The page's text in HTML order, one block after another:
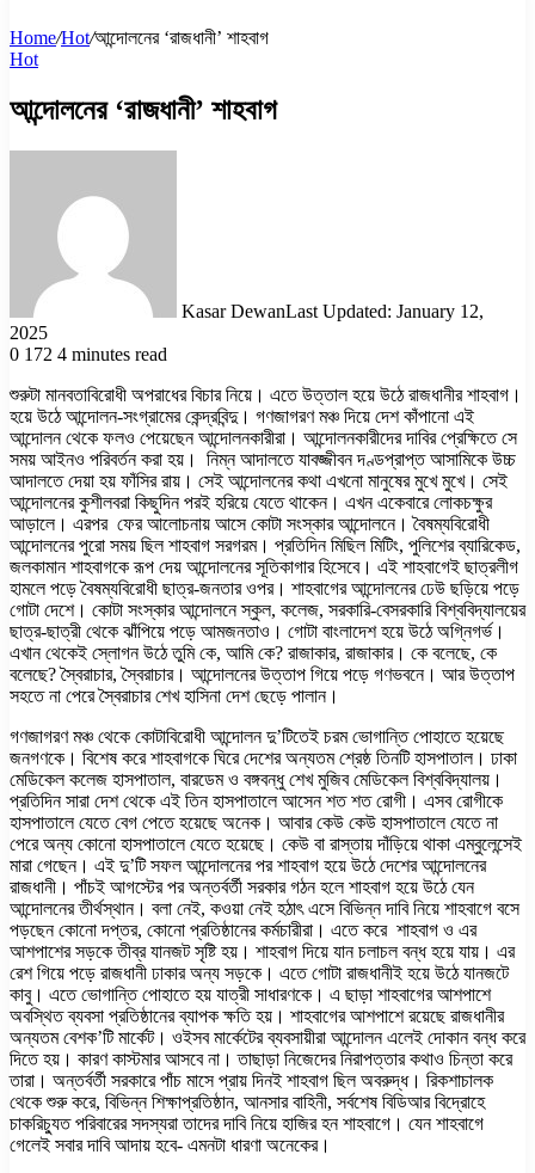
Home/Hot/আন্দোলনের ‘রাজধানী’ শাহবাগ
Hot
আন্দোলনের ‘রাজধানী’ শাহবাগ
Kasar DewanLast Updated: January 12,
2025
0 172 4 minutes read
শুরুটা মানবতাবিরোধী অপরাধের বিচার নিয়ে। এতে উত্তাল হয়ে উঠে রাজধানীর শাহবাগ।
হয়ে উঠে আন্দোলন-সংগ্রামের কেন্দ্রবিন্দু। গণজাগরণ মঞ্চ দিয়ে দেশ কাঁপানো এই
আন্দোলন থেকে ফলও পেয়েছেন আন্দোলনকারীরা। আন্দোলনকারীদের দাবির প্রেক্ষিতে সে
সময় আইনও পরিবর্তন করা হয়। নিম্ন আদালতে যাবজ্জীবন দণ্ডপ্রাপ্ত আসামিকে উচ্চ
আদালতে দেয়া হয় ফাঁসির রায়। সেই আন্দোলনের কথা এখনো মানুষের মুখে মুখে। সেই
আন্দোলনের কুশীলবরা কিছুদিন পরই হরিয়ে যেতে থাকেন। এখন একেবারে লোকচক্ষুর
আড়ালে। এরপর ফের আলোচনায় আসে কোটা সংস্কার আন্দোলনে। বৈষম্যবিরোধী
আন্দোলনের পুরো সময় ছিল শাহবাগ সরগরম। প্রতিদিন মিছিল মিটিং, পুলিশের ব্যারিকেড,
জলকামান শাহবাগকে রূপ দেয় আন্দোলনের সূতিকাগার হিসেবে। এই শাহবাগেই ছাত্রলীগ
হামলে পড়ে বৈষম্যবিরোধী ছাত্র-জনতার ওপর। শাহবাগের আন্দোলনের ঢেউ ছড়িয়ে পড়ে
গোটা দেশে। কোটা সংস্কার আন্দোলনে স্কুল, কলেজ, সরকারি-বেসরকারি বিশ্ববিদ্যালয়ের
ছাত্র-ছাত্রী থেকে ঝাঁপিয়ে পড়ে আমজনতাও। গোটা বাংলাদেশ হয়ে উঠে অগ্নিগর্ভ।
এখান থেকেই স্লোগন উঠে তুমি কে, আমি কে? রাজাকার, রাজাকার। কে বলেছে, কে
বলেছে? স্বৈরাচার, স্বৈরাচার। আন্দোলনের উত্তাপ গিয়ে পড়ে গণভবনে। আর উত্তাপ
সহতে না পেরে স্বৈরাচার শেখ হাসিনা দেশ ছেড়ে পালান।
গণজাগরণ মঞ্চ থেকে কোটাবিরোধী আন্দোলন দু’টিতেই চরম ভোগান্তি পোহাতে হয়েছে
জনগণকে। বিশেষ করে শাহবাগকে ঘিরে দেশের অন্যতম শ্রেষ্ঠ তিনটি হাসপাতাল। ঢাকা
মেডিকেল কলেজ হাসপাতাল, বারডেম ও বঙ্গবন্ধু শেখ মুজিব মেডিকেল বিশ্ববিদ্যালয়।
প্রতিদিন সারা দেশ থেকে এই তিন হাসপাতালে আসেন শত শত রোগী। এসব রোগীকে
হাসপাতালে যেতে বেগ পেতে হয়েছে অনেক। আবার কেউ কেউ হাসপাতালে যেতে না
পেরে অন্য কোনো হাসপাতালে যেতে হয়েছে। কেউ বা রাস্তায় দাঁড়িয়ে থাকা এম্বুলেন্সেই
মারা গেছেন। এই দু’টি সফল আন্দোলনের পর শাহবাগ হয়ে উঠে দেশের আন্দোলনের
রাজধানী। পাঁচই আগস্টের পর অন্তর্বর্তী সরকার গঠন হলে শাহবাগ হয়ে উঠে যেন
আন্দোলনের তীর্থস্থান। বলা নেই, কওয়া নেই হঠাৎ এসে বিভিন্ন দাবি নিয়ে শাহবাগে বসে
পড়ছেন কোনো দপ্তর, কোনো প্রতিষ্ঠানের কর্মচারীরা। এতে করে শাহবাগ ও এর
আশপাশের সড়কে তীব্র যানজট সৃষ্টি হয়। শাহবাগ দিয়ে যান চলাচল বন্ধ হয়ে যায়। এর
রেশ গিয়ে পড়ে রাজধানী ঢাকার অন্য সড়কে। এতে গোটা রাজধানীই হয়ে উঠে যানজটে
কাবু। এতে ভোগান্তি পোহাতে হয় যাত্রী সাধারণকে। এ ছাড়া শাহবাগের আশপাশে
অবস্থিত ব্যবসা প্রতিষ্ঠানের ব্যাপক ক্ষতি হয়। শাহবাগের আশপাশে রয়েছে রাজধানীর
অন্যতম বেশক’টি মার্কেট। ওইসব মার্কেটের ব্যবসায়ীরা আন্দোলন এলেই দোকান বন্ধ করে
দিতে হয়। কারণ কাস্টমার আসবে না। তাছাড়া নিজেদের নিরাপত্তার কথাও চিন্তা করে
তারা। অন্তর্বর্তী সরকারে পাঁচ মাসে প্রায় দিনই শাহবাগ ছিল অবরুদ্ধ। রিকশাচালক
থেকে শুরু করে, বিভিন্ন শিক্ষাপ্রতিষ্ঠান, আনসার বাহিনী, সর্বশেষ বিডিআর বিদ্রোহে
চাকরিচ্যুত পরিবারের সদস্যরা তাদের দাবি নিয়ে হাজির হন শাহবাগে। যেন শাহবাগে
গেলেই সবার দাবি আদায় হবে- এমনটা ধারণা অনেকের।